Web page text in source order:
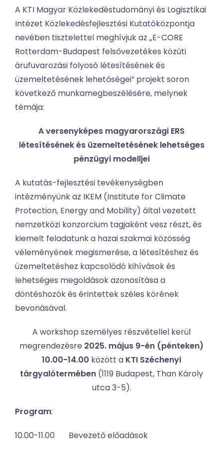
A KTI Magyar Közlekedéstudományi és Logisztikai
Intézet Közlekedésfejlesztési Kutatóközpontja
nevében tisztelettel meghívjuk az „E-CORE
Rotterdam-Budapest felsővezetékes közúti
árufuvarozási folyosó létesítésének és
üzemeltetésének lehetőségei” projekt soron
következő munkamegbeszélésére, melynek
témája:
A versenyképes magyarországi ERS
létesítésének és üzemeltetésének lehetséges
pénzügyi modelljei
A kutatás-fejlesztési tevékenységben
intézményünk az IKEM (Institute for Climate
Protection, Energy and Mobility) által vezetett
nemzetközi konzorcium tagjaként vesz részt, és
kiemelt feladatunk a hazai szakmai közösség
véleményének megismerése, a létesítéshez és
üzemeltetéshez kapcsolódó kihívások és
lehetséges megoldások azonosítása a
döntéshozók és érintettek széles körének
bevonásával.
A workshop személyes részvétellel kerül
megrendezésre 2025. május 9-én (pénteken)
10.00-14.00 között a KTI Széchenyi
tárgyalótermében (1119 Budapest, Than Károly
utca 3-5).
Program:
10.00-11.00 Bevezető előadások